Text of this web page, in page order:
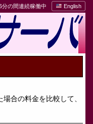
分の間連続稼働中 English
合の料金を比較して、